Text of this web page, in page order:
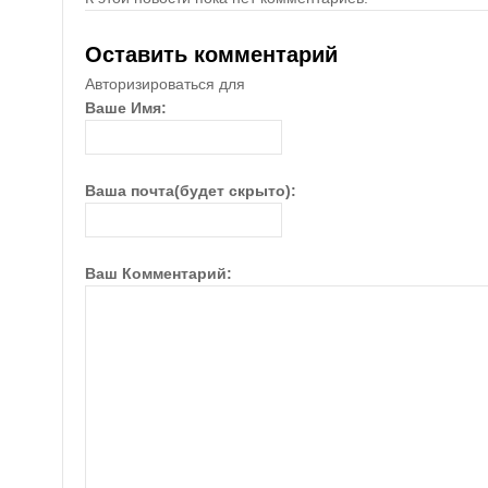
Оставить комментарий
Авторизироваться для
Ваше Имя:
Ваша почта(будет скрыто):
Ваш Комментарий: